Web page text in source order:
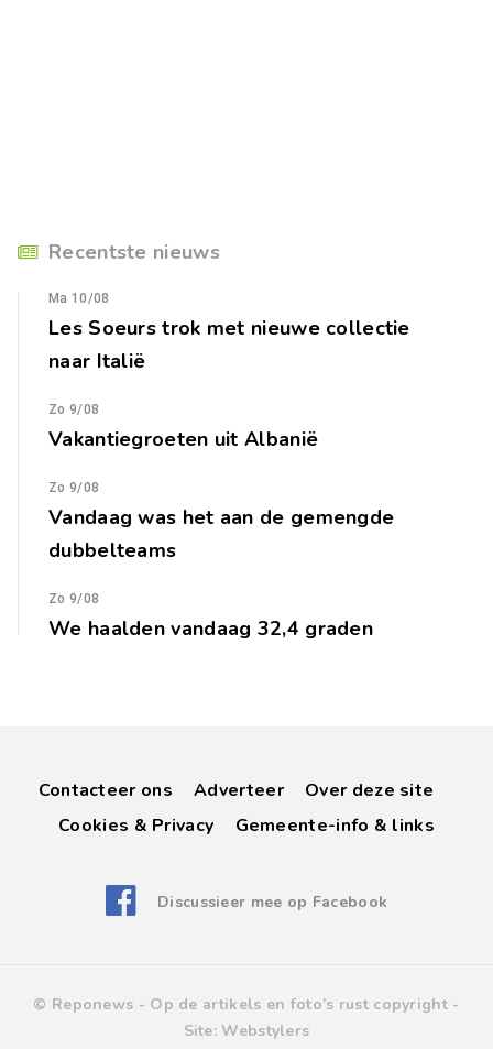
Recentste nieuws
Ma 10/08
Les Soeurs trok met nieuwe collectie
naar Italië
Zo 9/08
Vakantiegroeten uit Albanië
Zo 9/08
Vandaag was het aan de gemengde
dubbelteams
Zo 9/08
We haalden vandaag 32,4 graden
Contacteer ons Adverteer
Over deze site
Cookies & Privacy
Gemeente-info & links
Discussieer mee op Facebook
© Reponews - Op de artikels en foto’s rust copyright -
Site: Webstylers